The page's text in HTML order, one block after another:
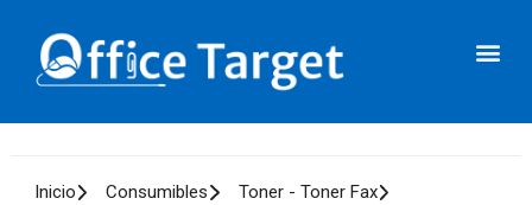
Inicio Consumibles
Toner - Toner Fax